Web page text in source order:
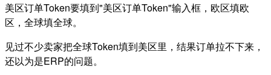
美区订单Token要填到"美区订单Token"输入框，欧区填欧
区，全球填全球。
见过不少卖家把全球Token填到美区里，结果订单拉不下来，
还以为是ERP的问题。